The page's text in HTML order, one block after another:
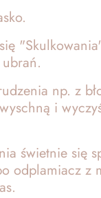
np. z
i
świetnie się
odplamiacz z